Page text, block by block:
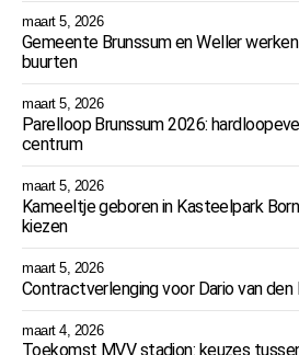
maart 5, 2026
Gemeente Brunssum en Weller
buurten
maart 5, 2026
Parelloop Brunssum 2026:
centrum
maart 5, 2026
Kameeltje geboren in Kasteelpark
kiezen
maart 5, 2026
Contractverlenging voor Dario van den
maart 4, 2026
Toekomst MVV stadion: keuzes